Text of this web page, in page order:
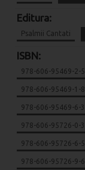
Editura:
Psalmii Cantati
ISBN:
978-606-95469-2-5
978-606-95469-1-8
978-606-95469-6-3
978-606-95726-0-3
978-606-95726-6-5
978-606-95726-9-6